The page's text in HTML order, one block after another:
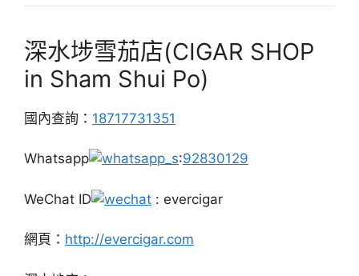
深水埗雪茄店(CIGAR SHOP
in Sham Shui Po)
國內查詢： 18717731351
Whatsapp :92830129
WeChat ID : evercigar
網頁： http://evercigar.com